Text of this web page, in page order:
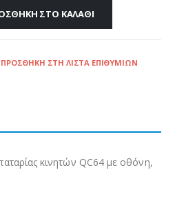
ΣΤΟ ΚΑΛΆΘΙ
ΠΡΟΣΘΉΚΗ ΣΤΗ ΛΊΣΤΑ ΕΠΙΘΥΜΙΏΝ
κινητών QC64 με οθόνη,